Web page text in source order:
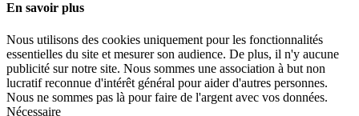
En savoir plus
Nous utilisons des cookies uniquement pour les fonctionnalités
essentielles du site et mesurer son audience. De plus, il n'y aucune
publicité sur notre site. Nous sommes une association à but non
lucratif reconnue d'intérêt général pour aider d'autres personnes.
Nous ne sommes pas là pour faire de l'argent avec vos données.
Nécessaire